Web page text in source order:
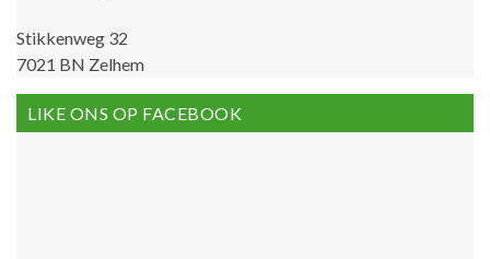
Stikkenweg 32
7021 BN Zelhem
LIKE ONS OP FACEBOOK